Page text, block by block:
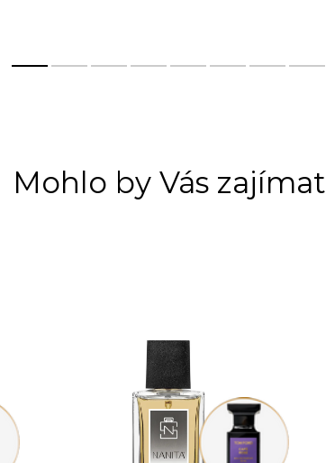
Mohlo by Vás zajímat